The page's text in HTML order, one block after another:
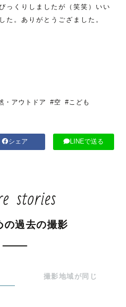
っくりしましたが（笑笑）いい
た。ありがとうござました。
・アウトドア #空 #こども
シェア LINEで送る
stories
の過去の撮影
撮影地域が同じ